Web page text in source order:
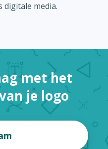
digitale media.
met het
je logo